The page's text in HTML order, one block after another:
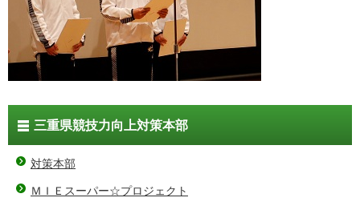
三重県競技力向上対策本部
対策本部
ＭＩＥスーパー☆プロジェクト